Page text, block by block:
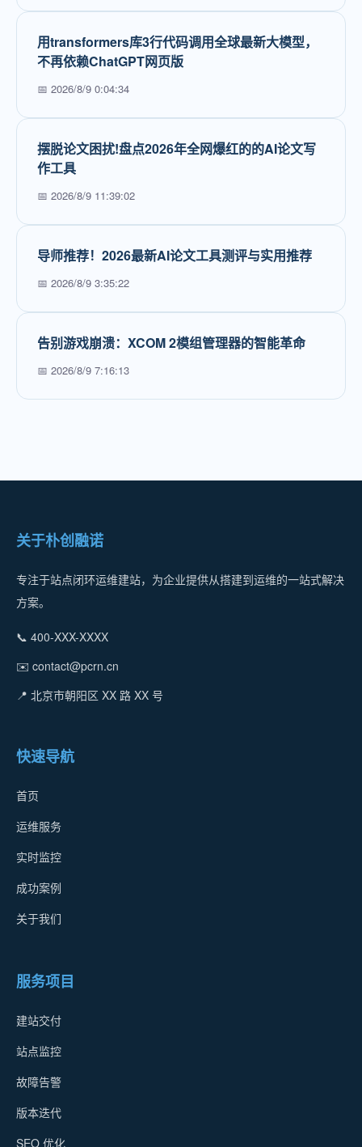
用transformers库3行代码调用全球最新大模型，
不再依赖ChatGPT网页版
📅 2026/8/9 0:04:34
摆脱论文困扰!盘点2026年全网爆红的的AI论文写
作工具
📅 2026/8/9 11:39:02
导师推荐！2026最新AI论文工具测评与实用推荐
📅 2026/8/9 3:35:22
告别游戏崩溃：XCOM 2模组管理器的智能革命
📅 2026/8/9 7:16:13
关于朴创融诺
专注于站点闭环运维建站，为企业提供从搭建到运维的一站式解决
方案。
📞 400-XXX-XXXX
✉️ contact@pcrn.cn
📍 北京市朝阳区 XX 路 XX 号
快速导航
首页
运维服务
实时监控
成功案例
关于我们
服务项目
建站交付
站点监控
故障告警
版本迭代
SEO 优化